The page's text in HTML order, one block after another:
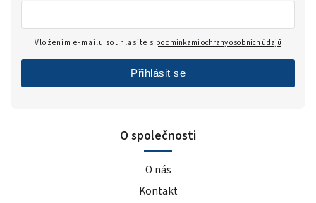
O společnosti
O nás
Kontakt
Vložením e-mailu souhlasíte s podmínkami ochrany osobních údajů
Přihlásit se